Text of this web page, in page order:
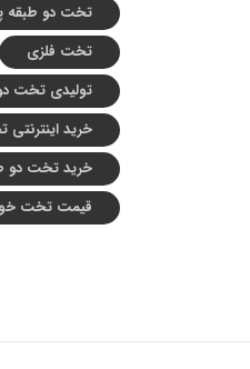
تخت دو طبقه
تخت فلزی
تولیدی تخت
خرید
خرید تخت دو
قیمت تخت